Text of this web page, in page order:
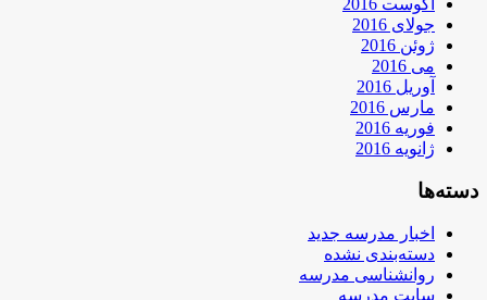
جولای 2016
ژوئن 2016
می 2016
آوریل 2016
مارس 2016
فوریه 2016
ژانویه 2016
دسته‌ها
اخبار مدرسه جدید
دسته‌بندی نشده
روانشناسی مدرسه
سایت مدرسه